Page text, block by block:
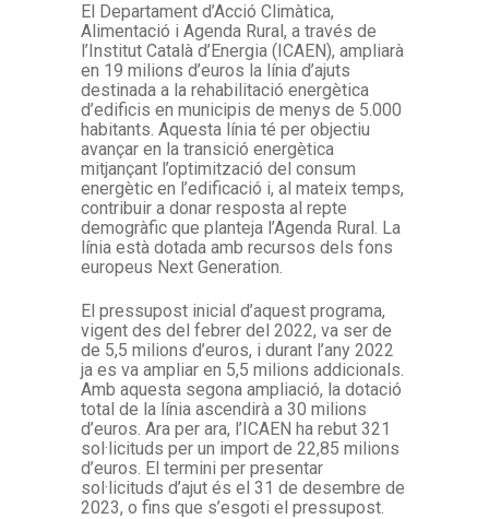
El Departament d’Acció Climàtica,
Alimentació i Agenda Rural, a través de
l’Institut Català d’Energia (ICAEN), ampliarà
en 19 milions d’euros la línia d’ajuts
destinada a la rehabilitació energètica
d’edificis en municipis de menys de 5.000
habitants. Aquesta línia té per objectiu
avançar en la transició energètica
mitjançant l’optimització del consum
energètic en l’edificació i, al mateix temps,
contribuir a donar resposta al repte
demogràfic que planteja l’Agenda Rural. La
línia està dotada amb recursos dels fons
europeus Next Generation.
El pressupost inicial d’aquest programa,
vigent des del febrer del 2022, va ser de
de 5,5 milions d’euros, i durant l’any 2022
ja es va ampliar en 5,5 milions addicionals.
Amb aquesta segona ampliació, la dotació
total de la línia ascendirà a 30 milions
d’euros. Ara per ara, l’ICAEN ha rebut 321
sol·licituds per un import de 22,85 milions
d’euros. El termini per presentar
sol·licituds d’ajut és el 31 de desembre de
2023, o fins que s’esgoti el pressupost.